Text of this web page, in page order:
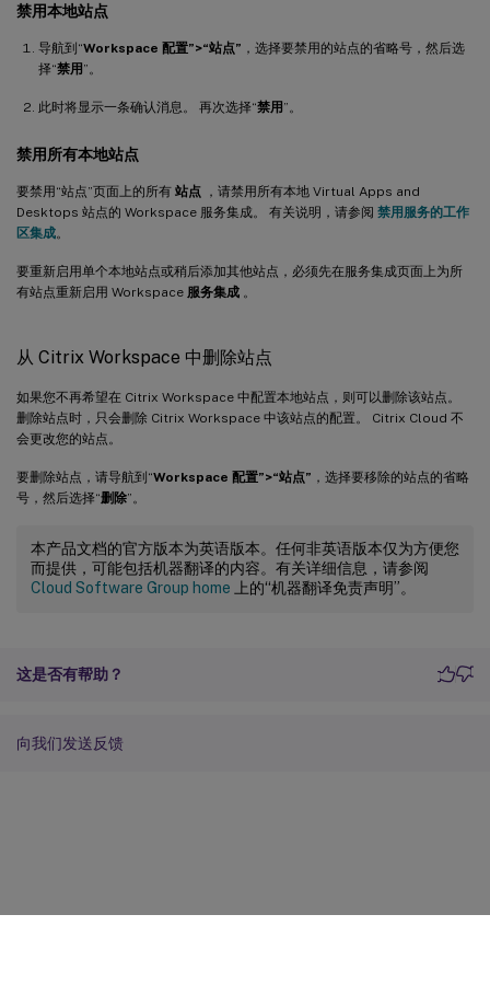
禁用本地站点
导航到“Workspace 配置”>“站点” ，选择要禁用的站点的省略号，然后选
择“禁用”。
此时将显示一条确认消息。 再次选择“禁用”。
禁用所有本地站点
要禁用“站点”页面上的所有 站点 ，请禁用所有本地 Virtual Apps and
Desktops 站点的 Workspace 服务集成。 有关说明，请参阅 禁用服务的工作
区集成。
要重新启用单个本地站点或稍后添加其他站点，必须先在服务集成页面上为所
有站点重新启用 Workspace 服务集成 。
从 Citrix Workspace 中删除站点
如果您不再希望在 Citrix Workspace 中配置本地站点，则可以删除该站点。
删除站点时，只会删除 Citrix Workspace 中该站点的配置。 Citrix Cloud 不
会更改您的站点。
要删除站点，请导航到“Workspace 配置”>“站点” ，选择要移除的站点的省略
号，然后选择“删除”。
本产品文档的官方版本为英语版本。任何非英语版本仅为方便您
而提供，可能包括机器翻译的内容。有关详细信息，请参阅
Cloud Software Group home 上的“机器翻译免责声明”。
这是否有帮助？
向我们发送反馈